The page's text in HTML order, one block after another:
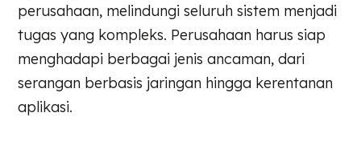
perusahaan, melindungi seluruh sistem menjadi
tugas yang kompleks. Perusahaan harus siap
menghadapi berbagai jenis ancaman, dari
serangan berbasis jaringan hingga kerentanan
aplikasi.